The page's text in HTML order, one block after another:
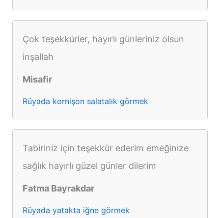
Çok teşekkürler, hayırlı günleriniz olsun
inşallah
Misafir
Rüyada kornişon salatalık görmek
Tabiriniz için teşekkür ederim emeğinize
sağlık hayırlı güzel günler dilerim
Fatma Bayrakdar
Rüyada yatakta iğne görmek